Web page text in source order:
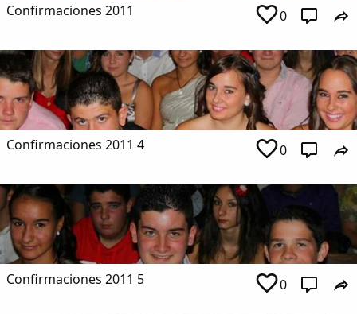
Confirmaciones 2011 0
Confirmaciones 2011 4 0
Confirmaciones 2011 5 0